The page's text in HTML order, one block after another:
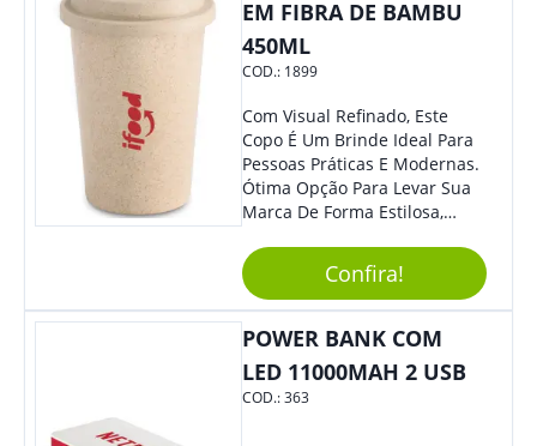
EM FIBRA DE BAMBU
450ML
COD.: 1899
Com Visual Refinado, Este
Copo É Um Brinde Ideal Para
Pessoas Práticas E Modernas.
Ótima Opção Para Levar Sua
Marca De Forma Estilosa,
Empresa Em Eventos,
Reuniões Corporativas Ou Até
Mesmo Para Presentear
Colaboradores.
Confira!
POWER BANK COM
LED 11000MAH 2 USB
COD.:363